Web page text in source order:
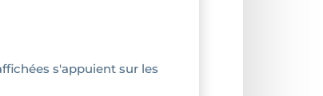
s'appuient sur les